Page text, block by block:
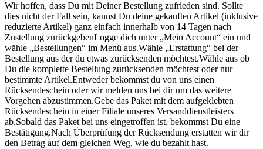
Wir hoffen, dass Du mit Deiner Bestellung zufrieden sind. Sollte
dies nicht der Fall sein, kannst Du deine gekauften Artikel (inklusive
reduzierte Artikel) ganz einfach innerhalb von 14 Tagen nach
Zustellung zurückgebenLogge dich unter „Mein Account“ ein und
wähle „Bestellungen“ im Menü aus.Wähle „Erstattung“ bei der
Bestellung aus der du etwas zurücksenden möchtest.Wähle aus ob
Du die komplette Bestellung zurücksenden möchtest oder nur
bestimmte Artikel.Entweder bekommst du von uns einen
Rücksendeschein oder wir melden uns bei dir um das weitere
Vorgehen abzustimmen.Gebe das Paket mit dem aufgeklebten
Rücksendeschein in einer Filiale unseres Versanddienstleisters
ab.Sobald das Paket bei uns eingetroffen ist, bekommst Du eine
Bestätigung.Nach Überprüfung der Rücksendung erstatten wir dir
den Betrag auf dem gleichen Weg, wie du bezahlt hast.